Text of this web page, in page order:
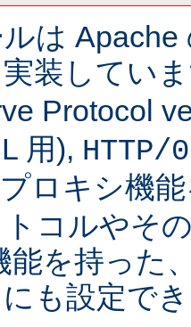
は
装してい
Protocol
用), HTTP/
ロキシ機
コルやそ
能を持った
も設定で